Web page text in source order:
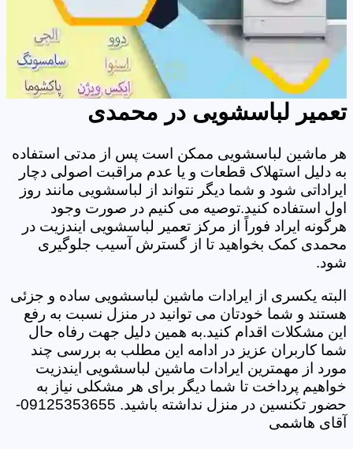
تعمیر لباسشویی در محمدی
هر ماشین لباسشویی ممکن است پس از مدتی استفاده
به دلیل استهلاک قطعات و یا عدم مراقبت اصولی دچار
ایراداتی شود و شما دیگر نتواند از لباسشویی مانند روز
اول استفاده کنید.توصیه می کنیم در صورت وجود
هرگونه ایراد فوراً از مرکز تعمیر لباسشویی ایندزیت در
محمدی کمک بخواهید تا از گسترش آسیب جلوگیری
شود.
البته یکسری از ایرادات ماشین لباسشویی ساده و جزئی
هستند و شما خودتان می توانید در منزل نسبت به رفع
این مشکلات اقدام کنید.به همین دلیل جهت رفاه حال
شما کاربران عزیز در ادامه این مطلب به بررسی چند
مورد از مهمترین ایرادات ماشین لباسشویی ایندزیت
خواهیم پرداخت تا شما دیگر برای هر مشکلی نیاز به
حضور تکنسین در منزل نداشته باشید. 09125353655-
آقای هاشمی